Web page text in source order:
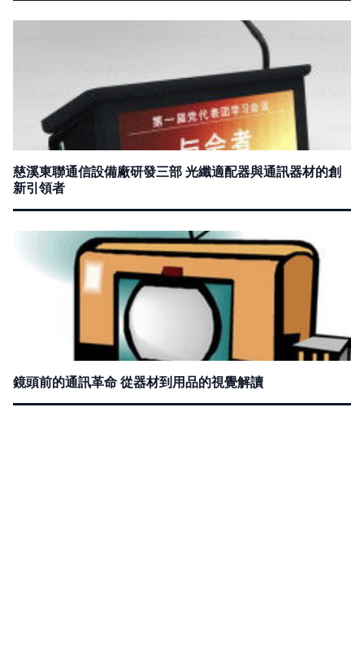
慈溪東聯通信設備廠研發三部 光纖適配器與通訊器材的創
新引領者
鏡頭前的通訊革命 從器材到用品的視覺解讀